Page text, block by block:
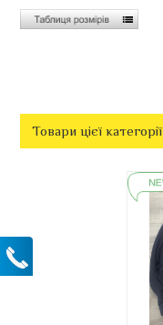
Товари цієї категорії